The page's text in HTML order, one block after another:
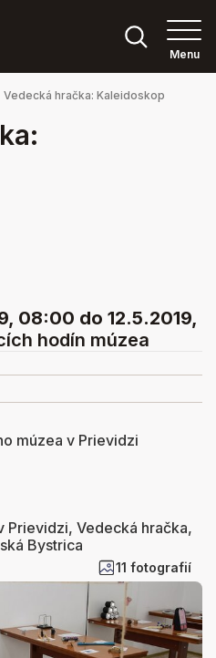
Menu
Vedecká hračka: Kaleidoskop
08:00 do 12.5.2019,
hodín múzea
múzea v Prievidzi
Prievidzi, Vedecká hračka,
Bystrica
11 fotografií